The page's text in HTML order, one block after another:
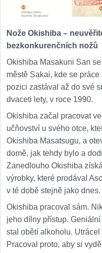
Nože Okishiba –
bezkonkurenčních nožů
Okishiba Masakuni San
městě Sakai, kde se
pozici zastával až do své
dvaceti lety, v roce 1990.
Okishiba začal pracovat
učňovství u svého otce,
Okishiba Masatsugu, a
domě, jak tehdy bylo a
Zanedlouho Okishiba
výrobky, které prodával
v té době stejně jako dnes.
Okishiba pracoval sám.
jeho dílny přístup.
stal obětí alkoholu.
Pracoval proto, aby si